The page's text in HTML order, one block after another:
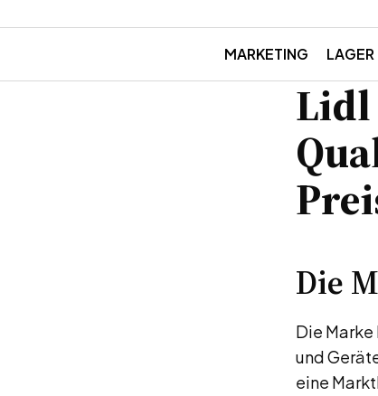
MARKETING LAGER
Lidl
Die
Die
und
eine